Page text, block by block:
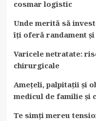
cosmar logistic
Unde merită să
îți oferă randament
Varicele netratate:
chirurgicale
Amețeli, palpitații și
medicul de familie și
Te simți mereu